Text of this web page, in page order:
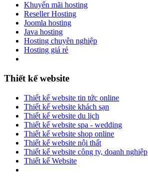
Khuyến mãi hosting
Reseller Hosting
Joomla hosting
Java hosting
Hosting chuyên nghiệp
Hosting giá rẻ
Thiết kế website
Thiết kế website tin tức online
Thiết kế website khách sạn
Thiết kế website du lịch
Thiết kế website spa - wedding
Thiết kế website shop online
Thiết kế website nội thất
Thiết kế website công ty, doanh nghiệp
Thiết kế Website